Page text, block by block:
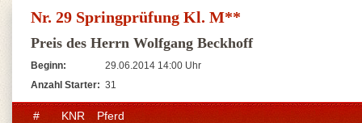
Nr. 29 Springprüfung Kl. M**
Preis des Herrn Wolfgang Beckhoff
Beginn:
29.06.2014 14:00 Uhr
Anzahl Starter: 31
# KNR Pferd